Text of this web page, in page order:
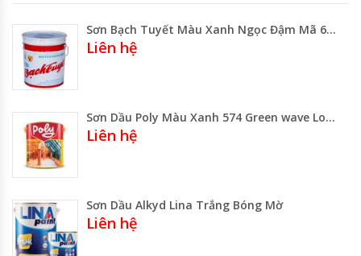
Sơn Bạch Tuyết Màu Xanh Ngọc Đậm Mã 674 -Lon 3kg Thùng 16kg
Liên hệ
Sơn Dầu Poly Màu Xanh 574 Green wave Lon 800ml – 3 Lít -Thùng 17.75 Lít
Liên hệ
Sơn Dầu Alkyd Lina Trắng Bóng Mờ
Liên hệ